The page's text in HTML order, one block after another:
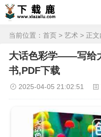
当前位置： 首页 > 艺术 > 正文
大话色彩学——写给
书,PDF下载
2025-04-05 21:02:51